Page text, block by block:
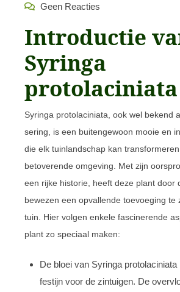
Geen Reacties
Introductie
Syringa
protolaciniata
Syringa protolaciniata, ook wel bekend
sering, is een buitengewoon mooie en
die elk tuinlandschap kan
betoverende omgeving. Met zijn
een rijke historie, heeft deze plant door
bewezen een opvallende toevoeging te
tuin. Hier volgen enkele fascinerende
plant zo speciaal maken:
De bloei van Syringa
festijn voor de zintuigen. De